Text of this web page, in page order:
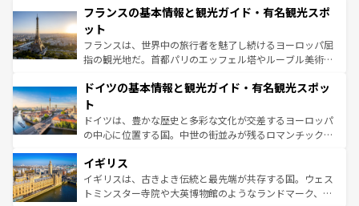
ませてくれるイタリアで、忘れられない旅をしてみよう！
なお、新着のイタリア情報は
しい。
文化が根付くこの国では、情熱的なフラメンコ、熱気あふ
れる闘牛、そして美味しいタパスが生活の一部となってい
る。首都マドリードの洗練された雰囲気や、バルセロナの
アートに溢れた街角から、地方では古代ローマ遺跡や中世
せる。地方によって風土や気候が異なるスペインはその個
ンテンツ一覧 を参照してほしい。
フランスの基本情報と観光ガイド・有名観光スポ
ット
フランスは、世界中の旅行者を魅了し続けるヨーロッパ屈
指の観光地だ。首都パリのエッフェル塔やルーブル美術館
で、幅広い魅力が詰まっている。華麗な宮殿、歴史的な大
聖堂、美しいビーチ、そして豊かな自然が、訪れる者を心
から魅了する。また、フランスは美食の国としても知ら
れ、フランス料理はユネスコ無形文化遺産にも登録されて
香り高いラベンダー畑など、多彩な楽しみ方が可能だ。さ
らに、パリ以外の地域にも魅力が溢れており、どの街角に
も豊かな歴史と文化が息づいている。パリ以外の個性あふ
ドイツの基本情報と観光ガイド・有名観光スポッ
ト
ドイツは、豊かな歴史と多彩な文化が交差するヨーロッパ
の中心に位置する国。中世の街並みが残るロマンチック街
顔を持つこの国は、どこを歩いても飽きることがない。ベ
ルリンの文化的活気、バイエルン州のアルプスの絶景、そ
してライン川沿いのワイン畑といった風景は必見。ビール
イギリス
イギリスは、古きよき伝統と最先端が共存する国。ウェス
トミンスター寺院や大英博物館のようなランドマーク、歴